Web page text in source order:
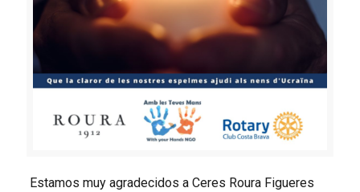
Estamos muy agradecidos a Ceres Roura Figueres